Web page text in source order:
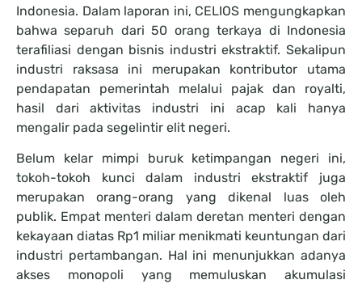
Indonesia. Dalam laporan ini, CELIOS mengungkapkan
bahwa separuh dari 50 orang terkaya di Indonesia
terafiliasi dengan bisnis industri ekstraktif. Sekalipun
industri raksasa ini merupakan kontributor utama
pendapatan pemerintah melalui pajak dan royalti,
hasil dari aktivitas industri ini acap kali hanya
mengalir pada segelintir elit negeri.
Belum kelar mimpi buruk ketimpangan negeri ini,
tokoh-tokoh kunci dalam industri ekstraktif juga
merupakan orang-orang yang dikenal luas oleh
publik. Empat menteri dalam deretan menteri dengan
kekayaan diatas Rp1 miliar menikmati keuntungan dari
industri pertambangan. Hal ini menunjukkan adanya
akses monopoli yang memuluskan akumulasi